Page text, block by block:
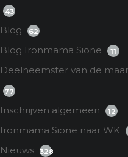
43
Blog 62
Blog Ironmama Sione 11
Deelneemster van de
77
Inschrijven algemeen 12
Ironmama Sione naar WK
Nieuws 328